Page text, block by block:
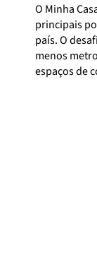
O Minha
principais
país. O
menos
espaços de